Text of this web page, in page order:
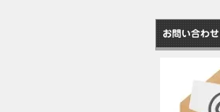
お問い合わせ